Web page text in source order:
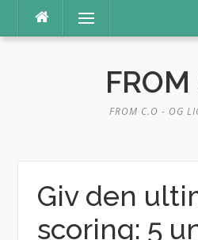
indhold
Menu
FROM
FROM C.O - OG
Giv den
scoring: 5